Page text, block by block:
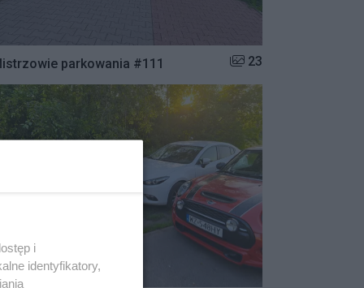
parkowania #111 Liczba zdjęć w galerii:
23
i
identyfikatory,